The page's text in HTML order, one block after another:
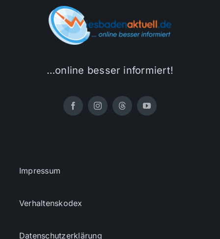
…online besser informiert!
Impressum
Verhaltenskodex
Datenschutzerklärung